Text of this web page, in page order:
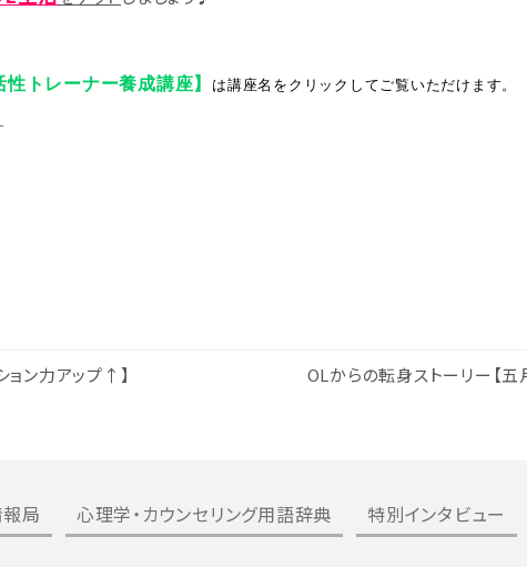
性トレーナー養成講座】 は講座名をクリックしてご覧いただけます。
ン力アップ↑】 OLからの転身ストーリー【
局 心理学・カウンセリング用語辞典 特別インタビュー